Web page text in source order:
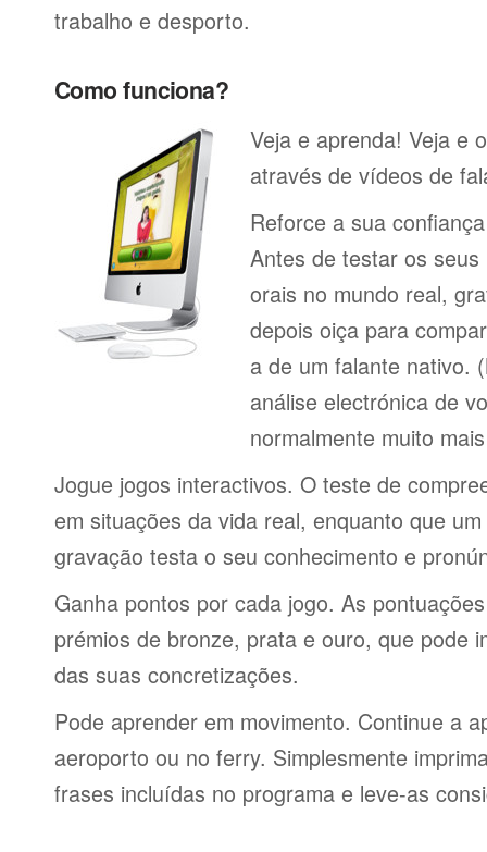
trabalho e desporto.
Como funciona?
Veja e aprenda! Veja e
através de vídeos de
Reforce a sua
Antes de testar os
orais no mundo real,
depois oiça para
a de um falante nativo.
análise electrónica de
normalmente muito
Jogue jogos interactivos. O teste de
em situações da vida real, enquanto que
gravação testa o seu conhecimento e
Ganha pontos por cada jogo. As
prémios de bronze, prata e ouro, que pode
das suas concretizações.
Pode aprender em movimento. Continue a
aeroporto ou no ferry. Simplesmente
frases incluídas no programa e leve-as